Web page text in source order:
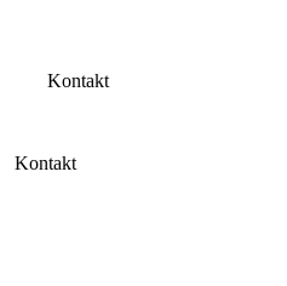
Kontakt
Kontakt